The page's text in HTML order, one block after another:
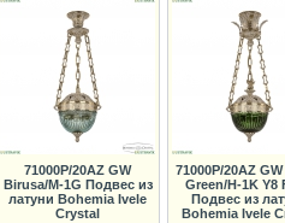
71000P/20AZ GW
Birusa/M-1G Подвес из
латуни Bohemia Ivele
Crystal
71000P/20AZ
Green/H-1K Y8
Подвес из
Bohemia Ivele